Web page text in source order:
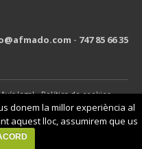
- 747 85 66 35
Avís legal-Política de cookies-
donem la millor experiència al
aquest lloc, assumirem que us